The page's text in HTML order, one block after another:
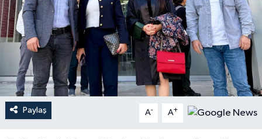
Paylaş A- A+